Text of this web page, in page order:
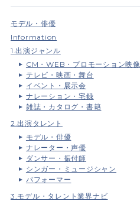
モデル・俳優
Information
1.出演ジャンル
CM・WEB・プロモーション映像
テレビ・映画・舞台
イベント・展示会
ナレーション・宅録
雑誌・カタログ・書籍
2.出演タレント
モデル・俳優
ナレーター・声優
ダンサー・振付師
シンガー・ミュージシャン
パフォーマー
3.モデル・タレント業界ナビ